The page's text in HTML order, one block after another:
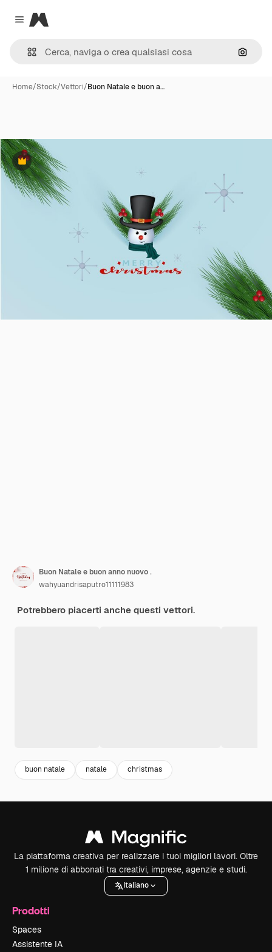
Close menu
Magnific
Cerca
Home/Stock/Vettori/Buon Natale e buon a…
Premium
Buon Natale e buon anno nuovo .
wahyuandrisaputro11111983
Potrebbero piacerti anche questi vettori.
buon natale natale christmas
La piattaforma creativa per realizzare i tuoi migliori lavori. Oltre
1 milione di abbonati tra creativi, imprese, agenzie e studi.
Italiano
Prodotti
Spaces
Assistente IA